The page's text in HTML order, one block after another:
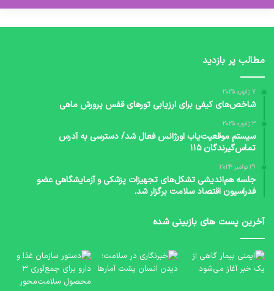
مطالب پر بازدید
7 ژانویه 2025
شاخص‌های کیفی برای ارزیابی تورهای قفس پرورش ماهی
3 ژانویه 2025
سیستم موقعیت‌یاب اورژانس فعال شد/ دسترسی به آدرس
تماس‌گیرندگان ۱۱۵
29 نوامبر 2024
جلسه هم‌اندیشی تشکل‌های تجهیزات پزشکی و آزمایشگاهی عضو
فدراسیون اقتصاد سلامت برگزار شد.
آخرین پست های بازبینی شده